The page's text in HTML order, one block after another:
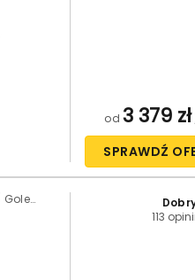
od 3 379 zł
SPRAWDŹ
Albania / Riwiera Albańska / Golem
113 opinii